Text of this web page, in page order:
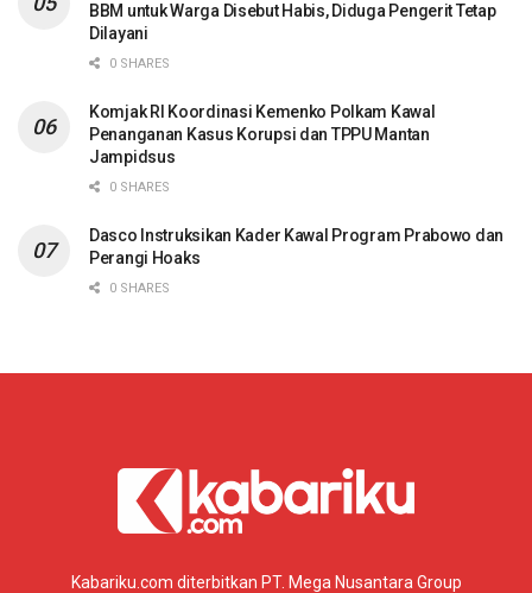
BBM untuk Warga Disebut Habis, Diduga Pengerit Tetap
Dilayani
0 SHARES
Komjak RI Koordinasi Kemenko Polkam Kawal
Penanganan Kasus Korupsi dan TPPU Mantan
Jampidsus
0 SHARES
Dasco Instruksikan Kader Kawal Program Prabowo dan
Perangi Hoaks
0 SHARES
Kabariku.com diterbitkan PT. Mega Nusantara Group